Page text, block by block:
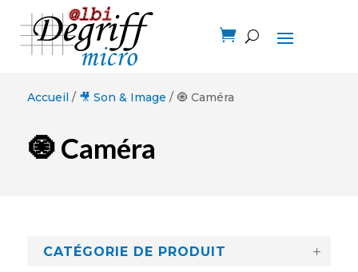

Accueil / 🎥 Son & Image / 🧿 Caméra
🧿 Caméra
CATÉGORIE DE PRODUIT